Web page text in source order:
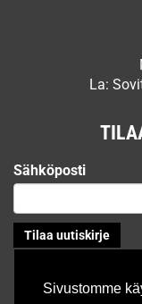
Sivustomme
La:
Sähköposti